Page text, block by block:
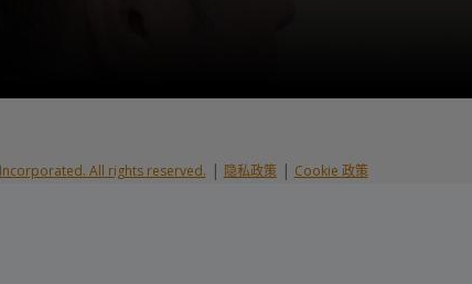
All rights reserved. | 隐私政策| Cookie 政策